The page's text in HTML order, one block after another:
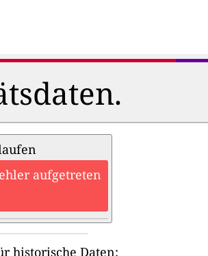
aufgetreten
historische Daten: